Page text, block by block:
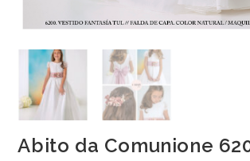
Abito da Comunione